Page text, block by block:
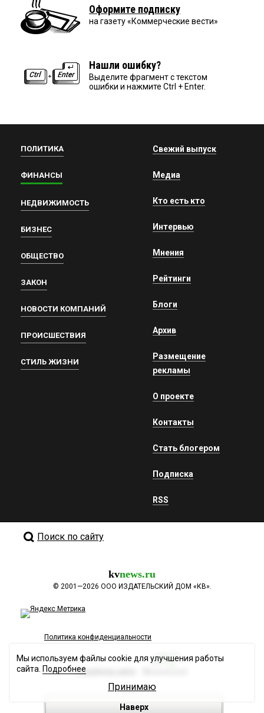
Оформите подписку
на газету «Коммерческие вести»
Нашли ошибку?
Выделите фрагмент с текстом
ошибки и нажмите Ctrl + Enter.
ПОЛИТИКА
ФИНАНСЫ
НЕДВИЖИМОСТЬ
БИЗНЕС
ОБЩЕСТВО
ЗАКОН
НОВОСТИ КОМПАНИЙ
ПРОИСШЕСТВИЯ
СТИЛЬ ЖИЗНИ
Свежий выпуск
Медиа
Кто есть кто
Интервью
Мнения
Рейтинги
Блоги
Архив
Размещение
рекламы
О проекте
Контакты
Стать блогером
Подписка
RSS
Поиск по сайту
kvnews.ru
© 2001—2026 ООО ИЗДАТЕЛЬСКИЙ ДОМ «КВ».
Политика конфиденциальности
Разработка сайта
Наверх
Мы используем файлы cookie для улучшения работы
сайта. Подробнее
Принимаю